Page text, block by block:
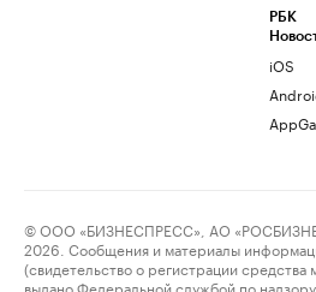
РБК
iOS
© ООО «БИЗНЕСПРЕСС», АО
2026. Сообщения и материалы
(свидетельство о регистрации
выдано Федеральной службой по